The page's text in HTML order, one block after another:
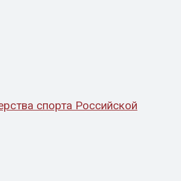
спорта Российской